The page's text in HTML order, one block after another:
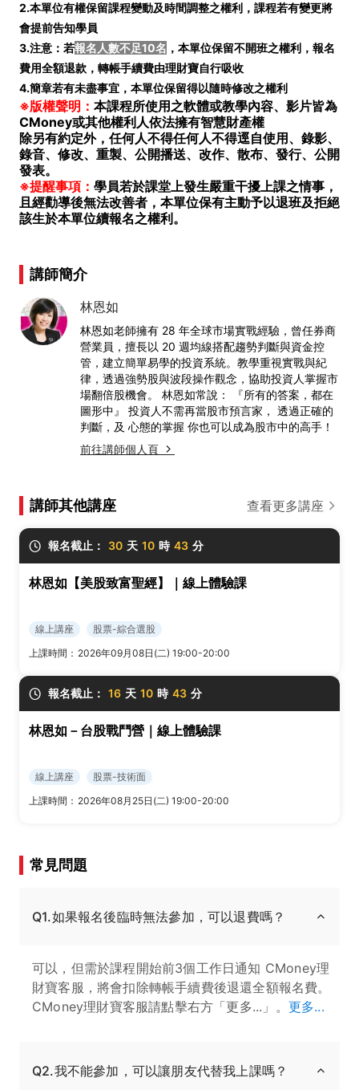
2.本單位有權保留課程變動及時間調整之權利，課程若有變更將
會提前告知學員
3.注意：若報名人數不足10名 ，本單位保留不開班之權利，報名
費用全額退款，轉帳手續費由理財寶自行吸收
4.簡章若有未盡事宜，本單位保留得以隨時修改之權利
※版權聲明： 本課程所使用之軟體或教學內容、影片皆為
CMoney或其他權利人依法擁有智慧財產權
除另有約定外，任何人不得任何人不得逕自使用、錄影、
錄音、修改、重製、公開播送、改作、散布、發行、公開
發表。
※提醒事項： 學員若於課堂上發生嚴重干擾上課之情事，
且經勸導後無法改善者，本單位保有主動予以退班及拒絕
該生於本單位續報名之權利。
講師簡介
林恩如
林恩如老師擁有 28 年全球市場實戰經驗，曾任券商
營業員，擅長以 20 週均線搭配趨勢判斷與資金控
管，建立簡單易學的投資系統。教學重視實戰與紀
律，透過強勢股與波段操作觀念，協助投資人掌握市
場翻倍股機會。 林恩如常說： 『所有的答案，都在
圖形中』 投資人不需再當股市預言家， 透過正確的
判斷，及 心態的掌握 你也可以成為股市中的高手！
前往講師個人頁
講師其他講座 查看更多講座
報名截止： 30 天 10 時 43 分
林恩如【美股致富聖經】｜線上體驗課
線上講座
股票-綜合選股
上課時間： 2026年09月08日(二) 19:00-20:00
報名截止： 16 天 10 時 43 分
林恩如－台股戰鬥營｜線上體驗課
線上講座
股票-技術面
上課時間： 2026年08月25日(二) 19:00-20:00
常見問題
Q1.如果報名後臨時無法參加，可以退費嗎？
可以，但需於課程開始前3個工作日通知 CMoney理
財寶客服，將會扣除轉帳手續費後退還全額報名費。
CMoney理財寶客服請點擊右方「更多...」。 更多...
Q2.我不能參加，可以讓朋友代替我上課嗎？